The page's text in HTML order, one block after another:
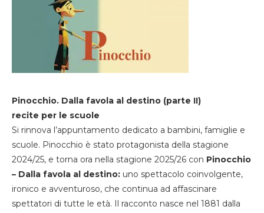
Pinocchio. Dalla favola al destino (parte II)
recite per le scuole
Si rinnova l’appuntamento dedicato a bambini, famiglie e
scuole. Pinocchio è stato protagonista della stagione
2024/25, e torna ora nella stagione 2025/26 con Pinocchio
– Dalla favola al destino: uno spettacolo coinvolgente,
ironico e avventuroso, che continua ad affascinare
spettatori di tutte le età. Il racconto nasce nel 1881 dalla